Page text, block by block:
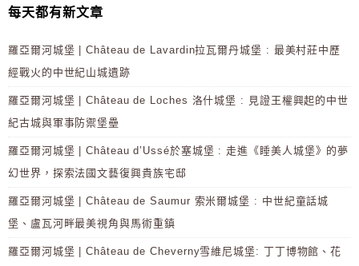
每天都有新文章
羅亞爾河城堡 | Château de Lavardin拉瓦爾丹城堡 : 最美村莊中歷
經戰火的中世紀山城遺跡
羅亞爾河城堡 | Château de Loches 洛什城堡 : 見證王權興起的中世
紀古城與軍事防禦堡壘
羅亞爾河城堡 | Château d’Ussé於塞城堡 : 走進《睡美人城堡》的夢
幻世界，探索法國文藝復興貴族宅邸
羅亞爾河城堡 | Château de Saumur 索米爾城堡 : 中世紀童話城
堡、盧瓦河畔最美視角與馬術重鎮
羅亞爾河城堡 | Château de Cheverny雪維尼城堡: 丁丁博物館、花